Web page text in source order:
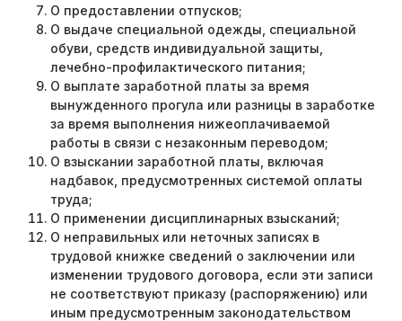
О предоставлении отпусков;
О выдаче специальной одежды, специальной
обуви, средств индивидуальной защиты,
лечебно-профилактического питания;
О выплате заработной платы за время
вынужденного прогула или разницы в заработке
за время выполнения нижеоплачиваемой
работы в связи с незаконным переводом;
О взыскании заработной платы, включая
надбавок, предусмотренных системой оплаты
труда;
О применении дисциплинарных взысканий;
О неправильных или неточных записях в
трудовой книжке сведений о заключении или
изменении трудового договора, если эти записи
не соответствуют приказу (распоряжению) или
иным предусмотренным законодательством